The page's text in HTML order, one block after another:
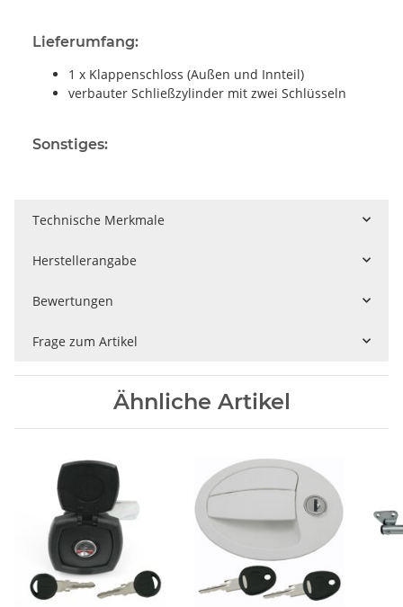
Lieferumfang:
1 x Klappenschloss (Außen und Innteil)
verbauter Schließzylinder mit zwei Schlüsseln
Sonstiges:
Technische Merkmale
Herstellerangabe
Bewertungen
Frage zum Artikel
Ähnliche Artikel